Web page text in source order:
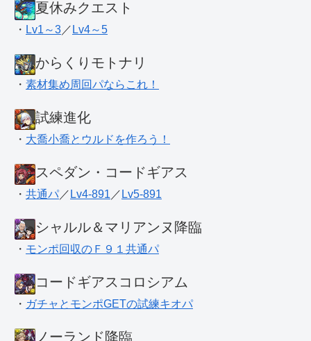
夏休みクエスト
・ Lv1～3 ／ Lv4～5
からくりモトナリ
・ 素材集め周回パならこれ！
試練進化
・ 大喬小喬とウルドを作ろう！
スペダン・コードギアス
・ 共通パ ／ Lv4-891 ／ Lv5-891
シャルル＆マリアンヌ降臨
・ モンポ回収のＦ９１共通パ
コードギアスコロシアム
・ ガチャとモンポGETの試練キオパ
ノーランド降臨